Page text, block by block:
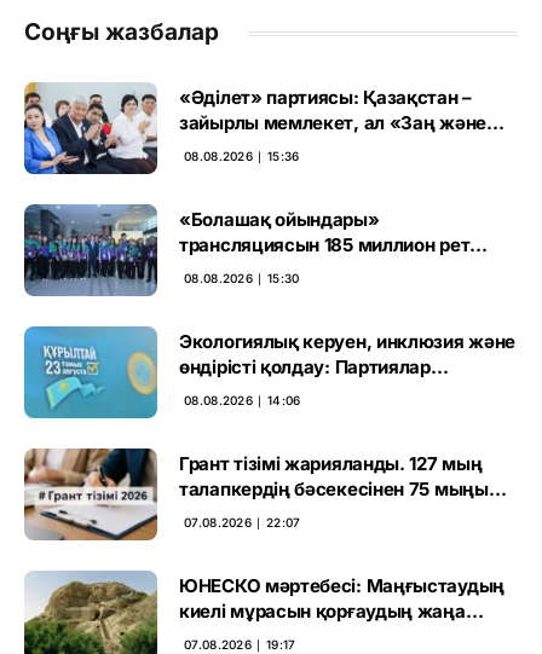
Соңғы жазбалар
«Әділет» партиясы: Қазақстан –
зайырлы мемлекет, ал «Заң және
тәртіп» қағидаты баршаға міндетті
08.08.2026 ∣ 15:36
«Болашақ ойындары»
трансляциясын 185 миллион рет
көрген
08.08.2026 ∣ 15:30
Экологиялық керуен, инклюзия және
өндірісті қолдау: Партиялар
өңірлерде қандай мәселе көтерді
08.08.2026 ∣ 14:06
Грант тізімі жарияланды. 127 мың
талапкердің бәсекесінен 75 мыңы
өтті
07.08.2026 ∣ 22:07
ЮНЕСКО мәртебесі: Маңғыстаудың
киелі мұрасын қорғаудың жаңа
кезеңі басталды
07.08.2026 ∣ 19:17